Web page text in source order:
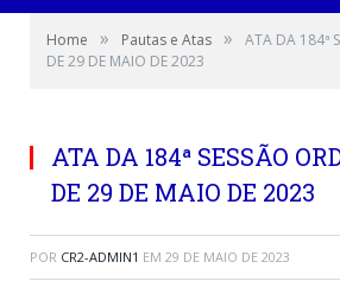
Home » Pautas e Atas »
ATA DA 184ª
DE 29 DE MAIO DE 2023
ATA DA 184ª SESSÃO
DE 29 DE MAIO DE 2023
POR CR2-ADMIN1 EM 29 DE MAIO DE 2023